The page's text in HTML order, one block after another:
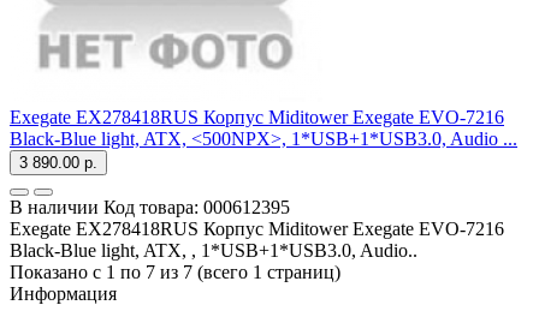
Exegate EX278418RUS Корпус Miditower Exegate EVO-7216
Black-Blue light, ATX, <500NPX>, 1*USB+1*USB3.0, Audio ...
3 890.00 р.
В наличии Код товара: 000612395
Exegate EX278418RUS Корпус Miditower Exegate EVO-7216
Black-Blue light, ATX, , 1*USB+1*USB3.0, Audio..
Показано с 1 по 7 из 7 (всего 1 страниц)
Информация